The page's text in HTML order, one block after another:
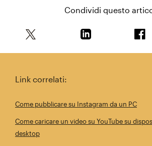
Condividi questo
Link correlati:
Come pubblicare su Instagram da un PC
Come caricare un video su YouTube su
desktop